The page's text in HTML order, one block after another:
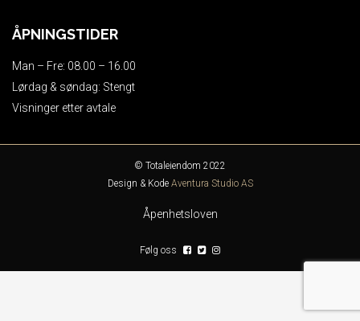
ÅPNINGSTIDER
Man – Fre: 08.00 – 16.00
Lørdag & søndag: Stengt
Visninger etter avtale
© Totaleiendom 2022
Design & Kode Aventura Studio AS
Åpenhetsloven
Følg oss